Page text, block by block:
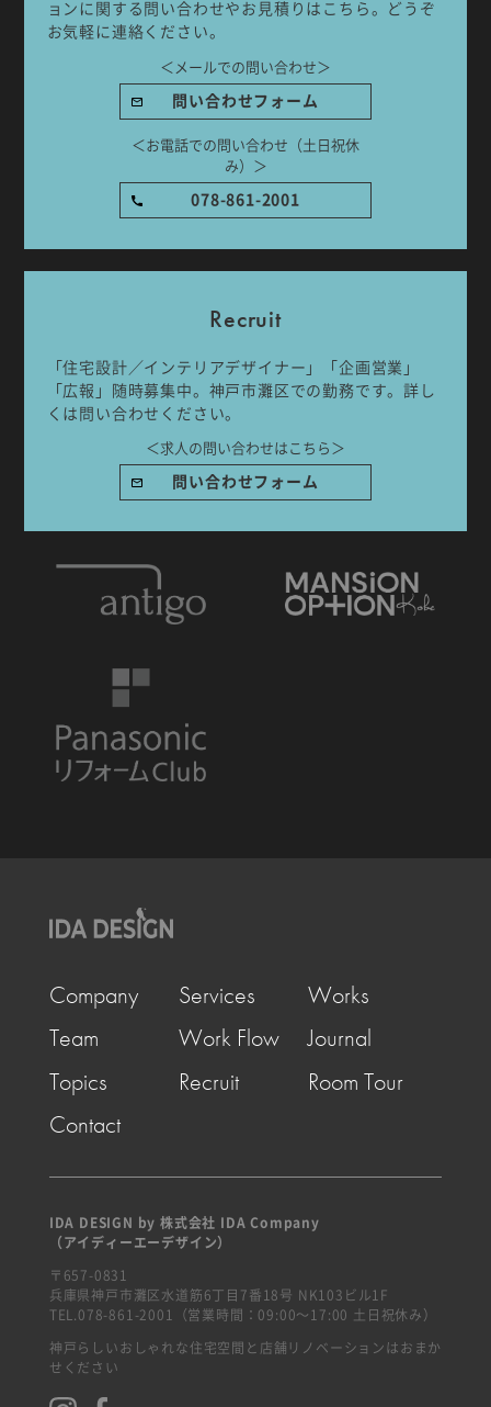
ョンに関する問い合わせやお見積りはこちら。どうぞ
お気軽に連絡ください。
＜メールでの問い合わせ＞
問い合わせフォーム
＜お電話での問い合わせ（土日祝休
み）＞
078-861-2001
Recruit
「住宅設計／インテリアデザイナー」「企画営業」
「広報」随時募集中。神戸市灘区での勤務です。詳し
くは問い合わせください。
＜求人の問い合わせはこちら＞
問い合わせフォーム
Company Services
Works
Team
Work Flow
Journal
Topics
Recruit
Room Tour
Contact
IDA DESIGN by 株式会社 IDA Company
（アイディーエーデザイン）
〒657-0831
兵庫県神戸市灘区水道筋6丁目7番18号 NK103ビル1F
TEL.078-861-2001（営業時間：09:00〜17:00 土日祝休み）
神戸らしいおしゃれな住宅空間と店舗リノベーションはおまか
せください